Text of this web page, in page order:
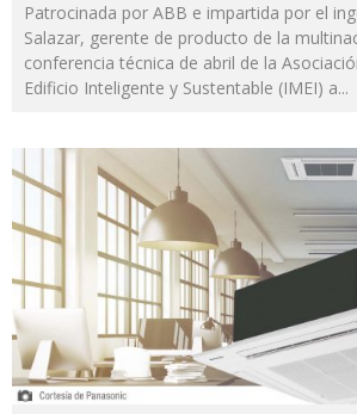
Patrocinada por ABB e impartida por el
Salazar, gerente de producto de la
conferencia técnica de abril de la
Edificio Inteligente y Sustentable (IMEI) a...